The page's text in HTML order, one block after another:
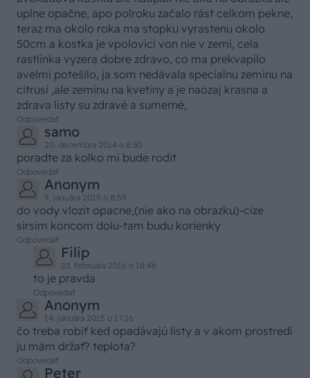
uplne opačne, apo polroku začalo rást celkom pekne,
teraz ma okolo roka ma stopku vyrastenu okolo
50cm a kostka je vpolovici von nie v zemi, cela
rastlinka vyzera dobre zdravo, co ma prekvapilo
avelmi potešilo, ja som nedávala specialnu zeminu na
citrusi ,ale zeminu na kvetiny a je naozaj krasna a
zdrava listy su zdravé a sumerné,
Odpovedať
samo
20. decembra 2014 o 8:30
poradte za kolko mi bude rodit
Odpovedať
Anonym
9. januára 2015 o 8:59
do vody vlozit opacne,(nie ako na obrazku)-cize
sirsim koncom dolu-tam budu korienky
Odpovedať
Filip
23. februára 2016 o 18:46
to je pravda
Odpovedať
Anonym
14. januára 2015 o 17:16
čo treba robiť ked opadávajú listy a v akom prostredí
ju mám držať? teplota?
Odpovedať
Peter